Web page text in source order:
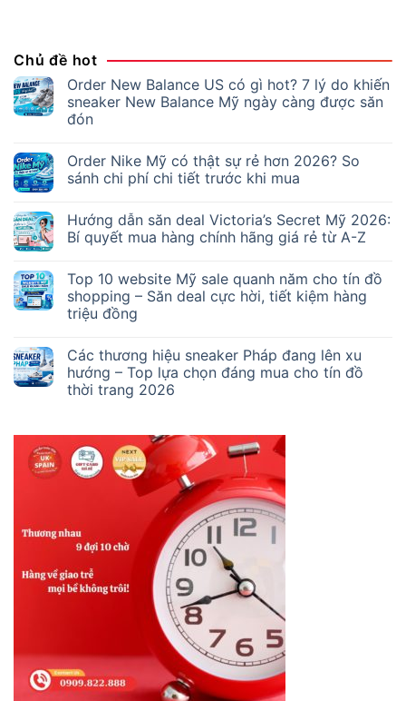
Chủ đề hot
Order New Balance US có gì hot? 7 lý do khiến
sneaker New Balance Mỹ ngày càng được săn
đón
Order Nike Mỹ có thật sự rẻ hơn 2026? So
sánh chi phí chi tiết trước khi mua
Hướng dẫn săn deal Victoria’s Secret Mỹ 2026:
Bí quyết mua hàng chính hãng giá rẻ từ A-Z
Top 10 website Mỹ sale quanh năm cho tín đồ
shopping – Săn deal cực hời, tiết kiệm hàng
triệu đồng
Các thương hiệu sneaker Pháp đang lên xu
hướng – Top lựa chọn đáng mua cho tín đồ
thời trang 2026